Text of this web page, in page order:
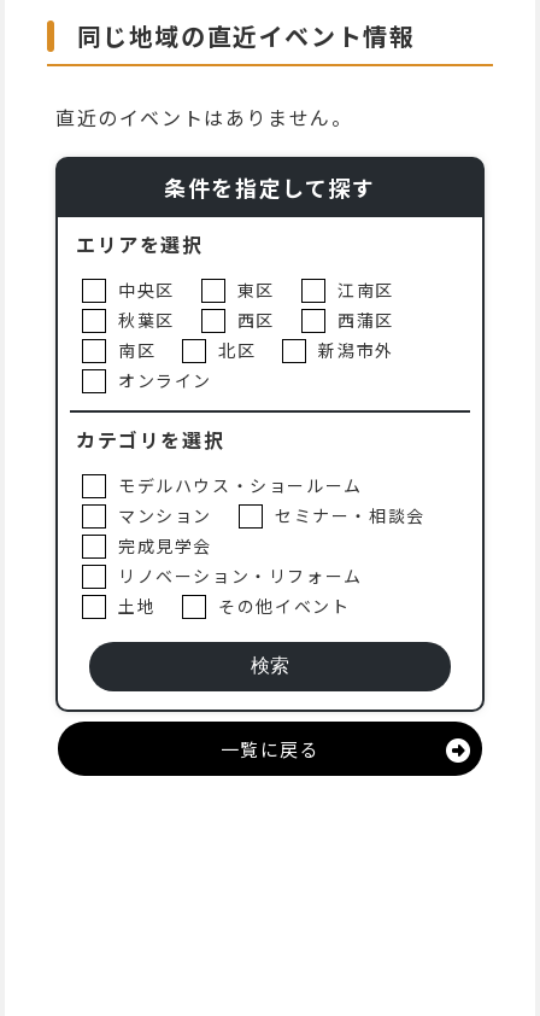
同じ地域の直近イベント情報
直近のイベントはありません。
条件を指定して探す
エリアを選択
中央区 東区
江南区
秋葉区
西区
西蒲区
南区
北区
新潟市外
オンライン
カテゴリを選択
モデルハウス・ショールーム
マンション
セミナー・相談会
完成見学会
リノベーション・リフォーム
土地
その他イベント
一覧に戻る